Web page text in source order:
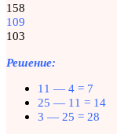
158
109
103
Решение:
11 — 4 = 7
25 — 11 = 14
3 — 25 = 28